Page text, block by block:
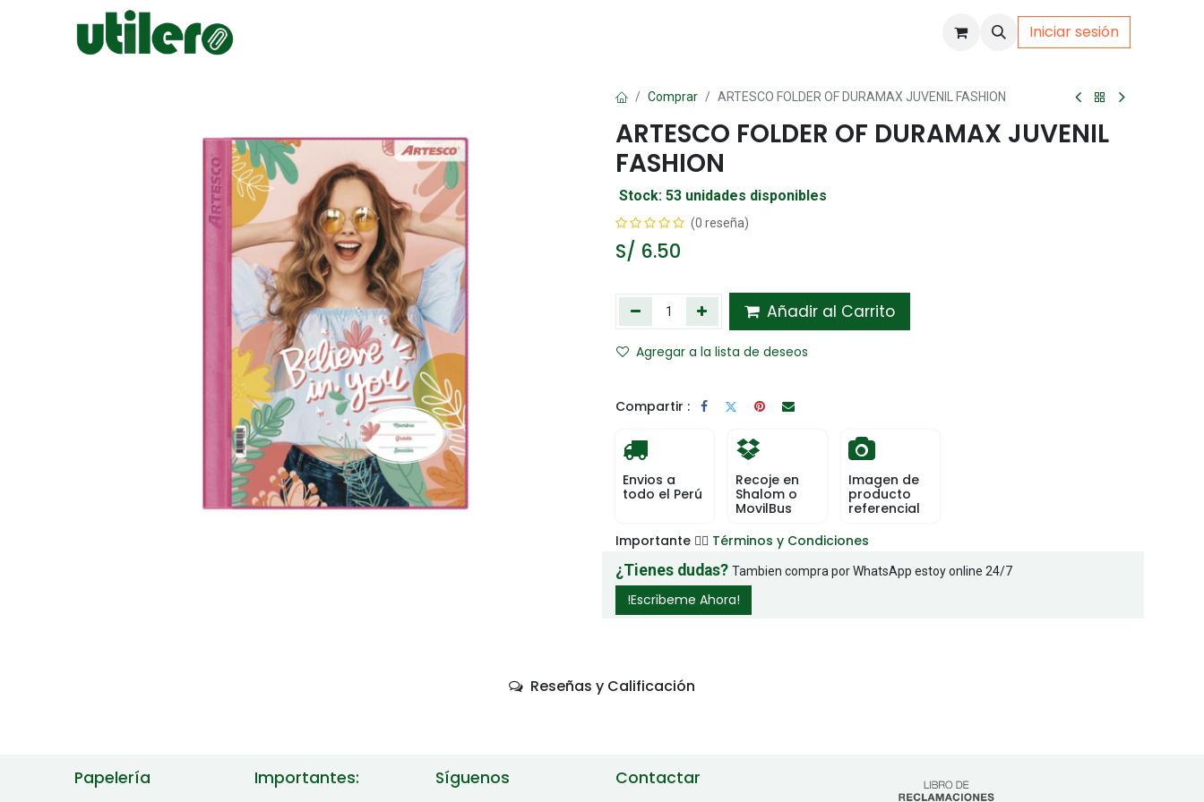
Iniciar sesión
Comprar ARTESCO FOLDER OF DURAMAX JUVENIL FASHION
ARTESCO FOLDER OF DURAMAX JUVENIL
FASHION
Stock: 53 unidades disponibles
(0 reseña)
S/ 6.50
Añadir al Carrito
Agregar a la lista de deseos
Compartir :
Envios a
todo el Perú
Recoje en
Shalom o
MovilBus
Imagen de
producto
referencial
Importante 👉🏻 Términos y Condiciones
¿Tienes dudas? Tambien compra por WhatsApp estoy online 24/7
!Escribeme Ahora!
Reseñas y Calificación
Papelería Importantes: Síguenos Contactar